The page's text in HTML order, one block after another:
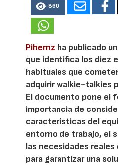
860
Pihernz ha publicado
que identifica los diez
habituales que
adquirir walkie-talkies
El documento pone el
importancia de
características del
entorno de trabajo, el
las necesidades
para garantizar una